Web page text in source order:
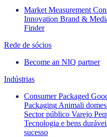
Market Measurement
Innovation Brand &
Finder
Rede de sócios
Become an NIQ partner
Indústrias
Consumer Packaged
Packaging Animali
Sector público Varejo
Tecnologia e bens
sucesso